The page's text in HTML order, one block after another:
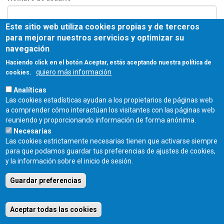
Contraseña*
Entrar
COLEGIO OFICIAL DE ARQUITECTOS DE CASTILLA Y LEÓN ESTE - C/
Miguel Íscar 17, 2º Dcha., 47001 Valladolid - TEL. 983 390 677 -
Este sitio web utiliza cookies propias y de terceros
para mejorar nuestros servicios y optimizar su
navegación
Haciendo click en el botón Aceptar, estás aceptando nuestra política de
cookies.
quiero más información
Analíticas
Las cookies estadísticas ayudan a los propietarios de páginas web
a comprender cómo interactúan los visitantes con las páginas web
reuniendo y proporcionando información de forma anónima.
Necesarias
Las cookies estrictamente necesarias tienen que activarse siempre
para que podamos guardar tus preferencias de ajustes de cookies,
y la información sobre el inicio de sesión.
Guardar preferencias
Aceptar todas las cookies